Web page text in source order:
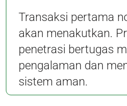
Transaksi pertama
akan menakutkan.
penetrasi bertugas
pengalaman dan
sistem aman.